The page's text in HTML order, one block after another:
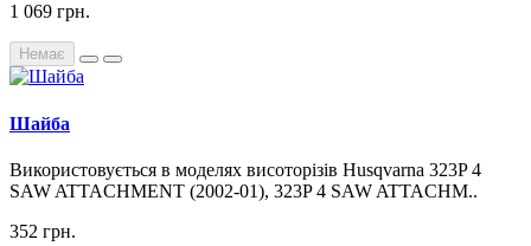
1 069 грн.
Немає
Шайба
Використовується в моделях висоторізів Husqvarna 323P 4
SAW ATTACHMENT (2002-01), 323P 4 SAW ATTACHM..
352 грн.